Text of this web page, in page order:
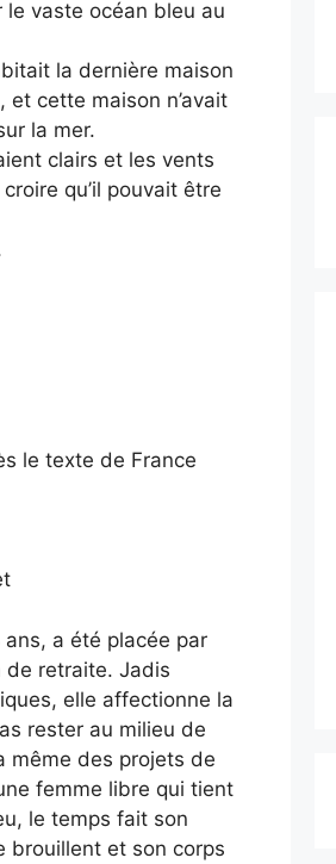
vaste océan bleu au
la dernière maison
et cette maison n’avait
la mer.
clairs et les vents
qu’il pouvait être
le texte de France
a été placée par
de retraite. Jadis
elle affectionne la
rester au milieu de
même des projets de
femme libre qui tient
le temps fait son
brouillent et son corps